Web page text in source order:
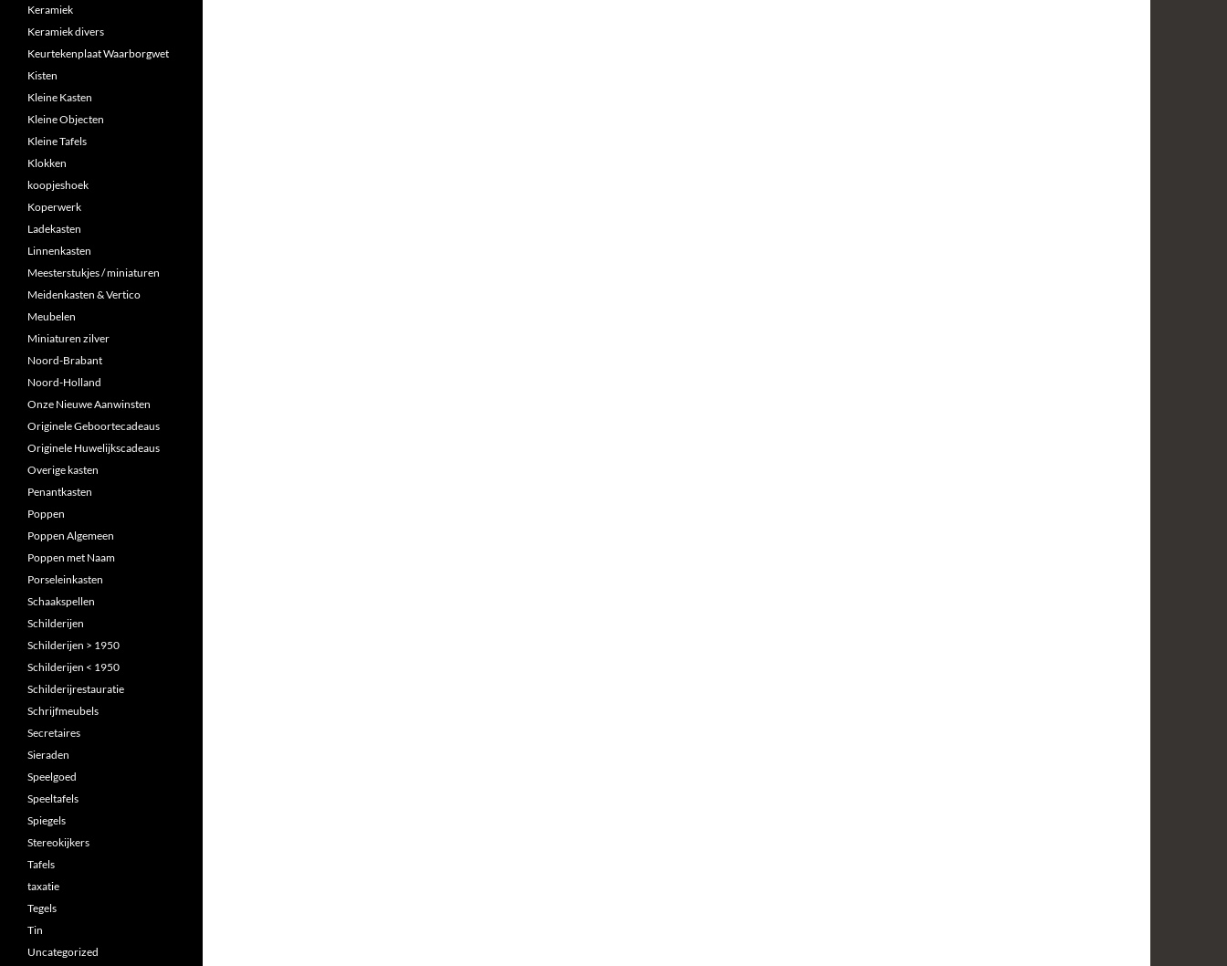
Keramiek
Keramiek divers
Keurtekenplaat Waarborgwet
Kisten
Kleine Kasten
Kleine Objecten
Kleine Tafels
Klokken
koopjeshoek
Koperwerk
Ladekasten
Linnenkasten
Meesterstukjes / miniaturen
Meidenkasten & Vertico
Meubelen
Miniaturen zilver
Noord-Brabant
Noord-Holland
Onze Nieuwe Aanwinsten
Originele Geboortecadeaus
Originele Huwelijkscadeaus
Overige kasten
Penantkasten
Poppen
Poppen Algemeen
Poppen met Naam
Porseleinkasten
Schaakspellen
Schilderijen
Schilderijen > 1950
Schilderijen < 1950
Schilderijrestauratie
Schrijfmeubels
Secretaires
Sieraden
Speelgoed
Speeltafels
Spiegels
Stereokijkers
Tafels
taxatie
Tegels
Tin
Uncategorized